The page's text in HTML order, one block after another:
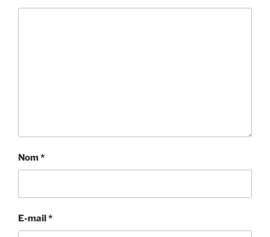
Nom*
E-mail*